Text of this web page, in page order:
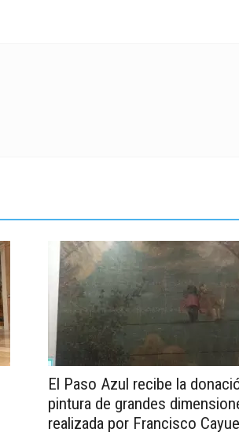
El Paso Azul recibe la
pintura de grandes
realizada por Francisco